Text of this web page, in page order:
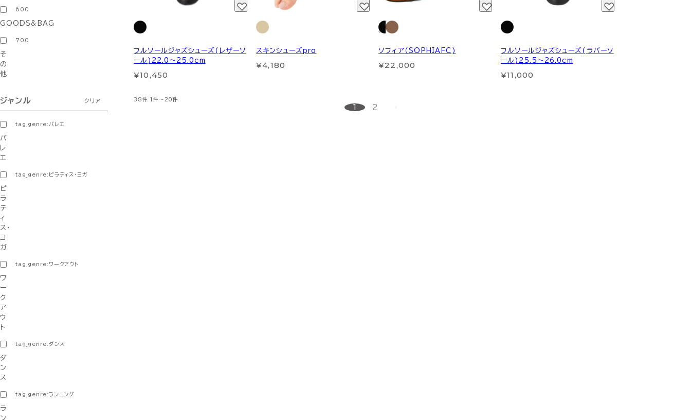
600
GOODS&BAG
700
そ
の
他
ジャンル クリア
tag_genre:バレエ
バ
レ
エ
tag_genre:ピラティス・ヨガ
ピ
ラ
テ
ィ
ス・
ヨ
ガ
tag_genre:ワークアウト
ワ
ー
ク
ア
ウ
ト
tag_genre:ダンス
ダ
ン
ス
tag_genre:ランニング
ラ
ン
フルソールジャズシューズ(レザーソ
ール)22.0～25.0cm
¥10,450
スキンシューズpro
¥4,180
ソフィア（SOPHIAFC)
¥22,000
フルソールジャズシューズ(ラバーソ
ール)25.5～26.0cm
¥11,000
38件 1件～20件
1 2